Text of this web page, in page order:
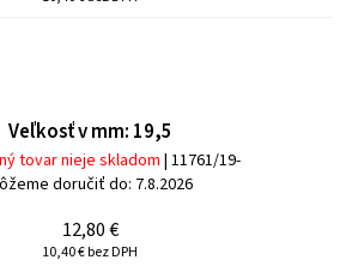
Veľkosť v mm: 19,5
tovar nieje skladom | 11761/19-
doručiť do: 7.8.2026
12,80 €
10,40 € bez DPH